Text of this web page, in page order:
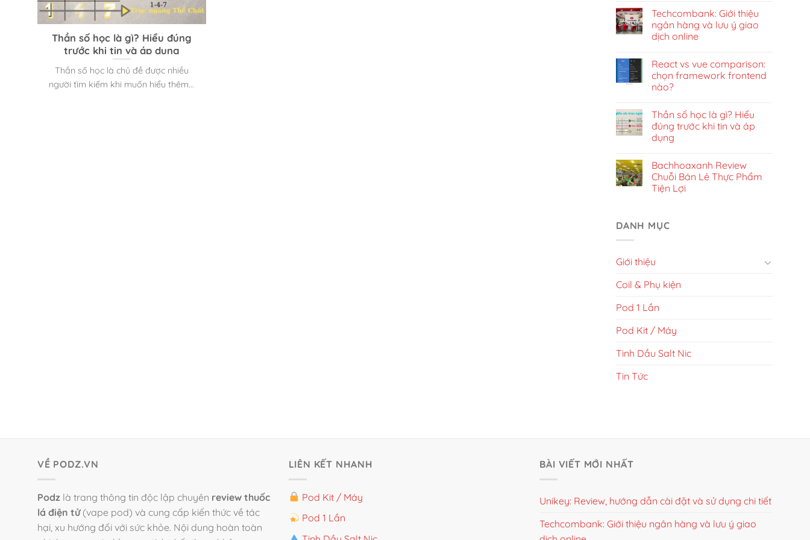
Thần số học là gì? Hiểu đúng
trước khi tin và áp dụng
Thần số học là chủ đề được nhiều
người tìm kiếm khi muốn hiểu thêm...
Techcombank: Giới thiệu
ngân hàng và lưu ý giao
dịch online
React vs vue comparison:
chọn framework frontend
nào?
Thần số học là gì? Hiểu
đúng trước khi tin và áp
dụng
Bachhoaxanh Review
Chuỗi Bán Lẻ Thực Phẩm
Tiện Lợi
DANH MỤC
Giới thiệu
Coil & Phụ kiện
Pod 1 Lần
Pod Kit / Máy
Tinh Dầu Salt Nic
Tin Tức
VỀ PODZ.VN
Podz là trang thông tin độc lập chuyên review thuốc
lá điện tử(vape pod) và cung cấp kiến thức về tác
hại, xu hướng đối với sức khỏe. Nội dung hoàn toàn
LIÊN KẾT NHANH
Pod Kit / Máy
Pod 1 Lần
BÀI VIẾT MỚI NHẤT
Unikey: Review, hướng dẫn cài đặt và sử dụng chi tiết
Techcombank: Giới thiệu ngân hàng và lưu ý giao